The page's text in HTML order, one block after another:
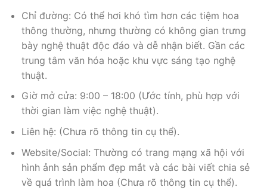
Chỉ đường: Có thể hơi khó tìm hơn các tiệm hoa
thông thường, nhưng thường có không gian trưng
bày nghệ thuật độc đáo và dễ nhận biết. Gần các
trung tâm văn hóa hoặc khu vực sáng tạo nghệ
thuật.
Giờ mở cửa: 9:00 – 18:00 (Ước tính, phù hợp với
thời gian làm việc nghệ thuật).
Liên hệ: (Chưa rõ thông tin cụ thể).
Website/Social: Thường có trang mạng xã hội với
hình ảnh sản phẩm đẹp mắt và các bài viết chia sẻ
về quá trình làm hoa (Chưa rõ thông tin cụ thể).